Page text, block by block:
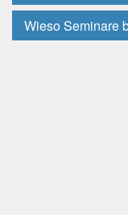
Wieso Seminare